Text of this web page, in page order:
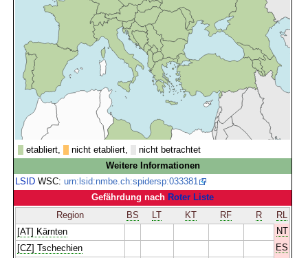
etabliert, nicht etabliert,
nicht betrachtet
Weitere Informationen
LSID WSC:urn:lsid:nmbe.ch:spidersp:033381
Gefährdung nach Roter Liste
Region
BS LT KT RF R
RL
[AT] Kärnten
NT
[CZ] Tschechien
ES